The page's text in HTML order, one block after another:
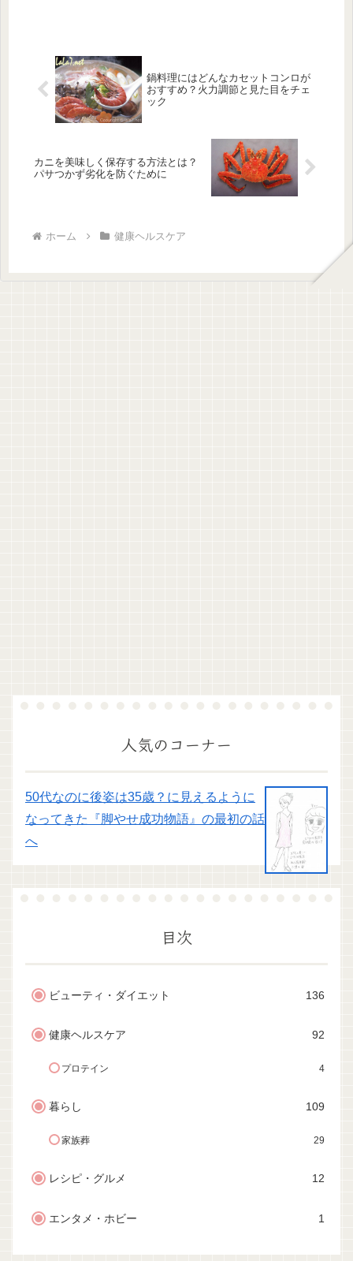
鍋料理にはどんなカセットコンロが
おすすめ？火力調節と見た目をチェ
ック
カニを美味しく保存する方法とは？
パサつかず劣化を防ぐために
ホーム 健康ヘルスケア
人気のコーナー
50代なのに後姿は35歳？に見えるように
なってきた『脚やせ成功物語』の最初の話
へ
目次
ビューティ・ダイエット 136
健康ヘルスケア 92
プロテイン 4
暮らし 109
家族葬 29
レシピ・グルメ 12
エンタメ・ホビー 1